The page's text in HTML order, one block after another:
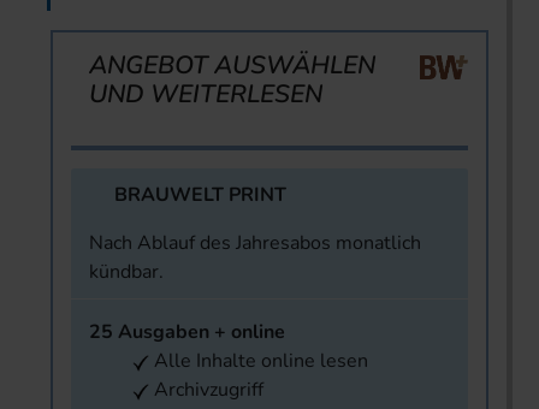
ANGEBOT AUSWÄHLEN
UND WEITERLESEN
BRAUWELT PRINT
Nach Ablauf des Jahresabos monatlich
kündbar.
25 Ausgaben + online
Alle Inhalte online lesen
Archivzugriff